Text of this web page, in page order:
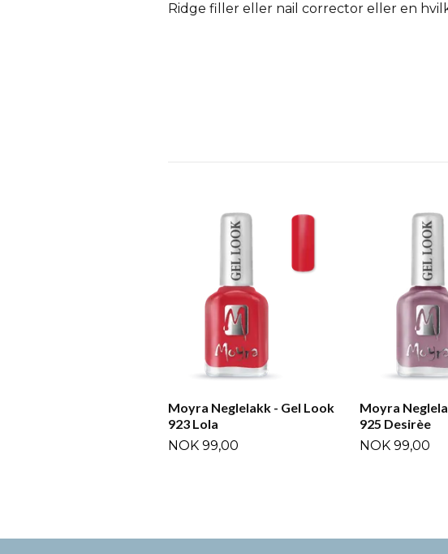
Ridge filler eller nail corrector eller en
Moyra Neglelakk - Gel Look
923 Lola
NOK 99,00
Moyra
925 Desirèe
NOK 99,00